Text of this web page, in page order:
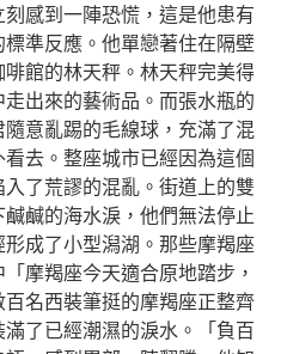
感到一陣恐慌，這是他患有
標準反應。他單戀著住在隔壁
館的林天秤。林天秤完美得
走出來的藝術品。而張水瓶的
意亂踢的毛線球，充滿了混
去。整座城市已經因為這個
了荒謬的混亂。街道上的雙
鹹的海水淚，他們無法停止
成了小型潟湖。那些摩羯座
摩羯座今天適合原地踏步，
名西裝筆挺的摩羯座正整齊
了已經潮濕的淚水。「負百